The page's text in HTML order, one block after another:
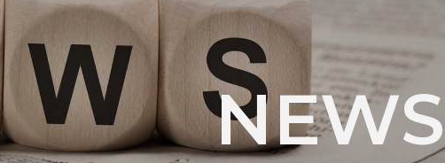
NEWS